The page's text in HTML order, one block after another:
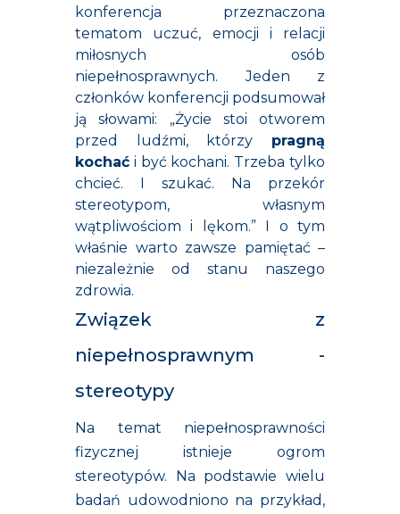
konferencja przeznaczona
tematom uczuć, emocji i relacji
miłosnych osób
niepełnosprawnych. Jeden z
członków konferencji podsumował
ją słowami: „Życie stoi otworem
przed ludźmi, którzy pragną
kochać i być kochani. Trzeba tylko
chcieć. I szukać. Na przekór
stereotypom, własnym
wątpliwościom i lękom.” I o tym
właśnie warto zawsze pamiętać –
niezależnie od stanu naszego
zdrowia.
Związek z
niepełnosprawnym -
stereotypy
Na temat niepełnosprawności
fizycznej istnieje ogrom
stereotypów. Na podstawie wielu
badań udowodniono na przykład,